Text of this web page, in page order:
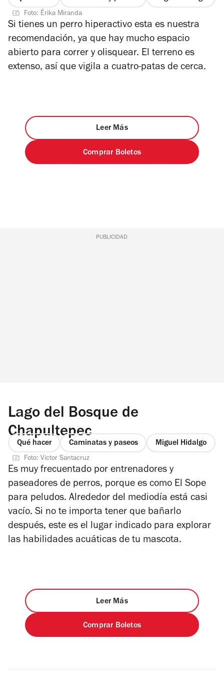
Foto: Érika Miranda
Si tienes un perro hiperactivo esta es nuestra
recomendación, ya que hay mucho espacio
abierto para correr y olisquear. El terreno es
extenso, así que vigila a cuatro-patas de cerca.
Leer Más
Comprar Boletos
PUBLICIDAD
Lago del Bosque de
Chapultepec
Qué hacer Caminatas y paseos Miguel Hidalgo
Foto: Victor Santacruz
Es muy frecuentado por entrenadores y
paseadores de perros, porque es como El Sope
para peludos. Alrededor del mediodía está casi
vacío. Si no te importa tener que bañarlo
después, este es el lugar indicado para explorar
las habilidades acuáticas de tu mascota.
Leer Más
Comprar Boletos